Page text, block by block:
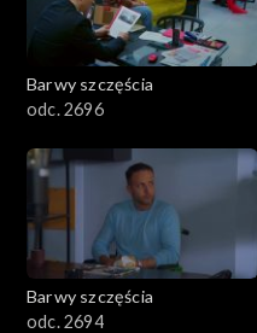
2401–2500
2301–2400
2201–2300
2101–2200
2001–2100
Barwy szczęścia
odc. 2696
Barwy szczęścia
odc. 2694